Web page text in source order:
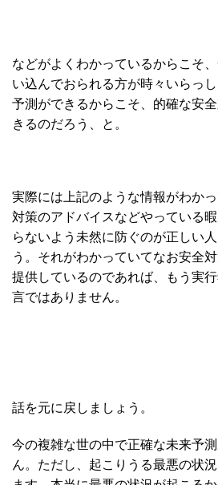
などがよくわかっているからこそ
い込んでおられる方が時々いらっ
予測ができるからこそ、的確な安
きるのだろう、と。
実際には上記のような情報がわか
対策のアドバイスなどやっている
らないよう未然に防ぐのが正しい
う。それがわかっていてなお安全
提供しているのであれば、もう実
言ではありません。
話を元に戻しましょう。
今の複雑な世の中で正確な未来予
ん。ただし、起こりうる最悪の状